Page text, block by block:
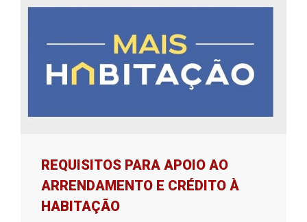
REQUISITOS PARA APOIO AO
ARRENDAMENTO E CRÉDITO À
HABITAÇÃO